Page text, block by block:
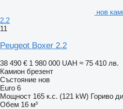
нов
2.2
11
Peugeot Boxer 2.2
38 490 € 1 980 000 UAH ≈ 75 410 лв.
Камион брезент
Състояние нов
Euro 6
Мощност 165 к.с. (121 kW) Гориво
Обем 16 м³